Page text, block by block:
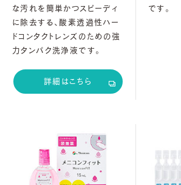
な汚れを簡単かつスピーディ
に除去する、酸素透過性ハー
ドコンタクトレンズのための強
力タンパク洗浄液です。
詳細はこちら
です。